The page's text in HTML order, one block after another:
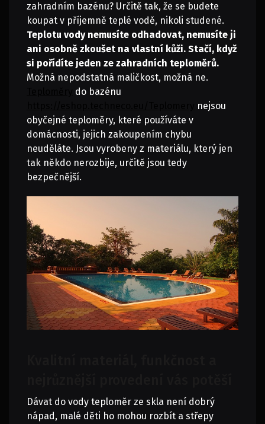
zahradním bazénu? Určitě tak, že se budete
koupat v příjemně teplé vodě, nikoli studené.
Teplotu vody nemusíte odhadovat, nemusíte ji
ani osobně zkoušet na vlastní kůži. Stačí, když
si pořídíte jeden ze zahradních teploměrů.
Možná nepodstatná maličkost, možná ne.
do bazénu
nejsou
obyčejné teploměry, které používáte v
domácnosti, jejich zakoupením chybu
neuděláte. Jsou vyrobeny z materiálu, který jen
tak někdo nerozbije, určitě jsou tedy
bezpečnější.
Dávat do vody teploměr ze skla není dobrý
nápad, malé děti ho mohou rozbít a střepy